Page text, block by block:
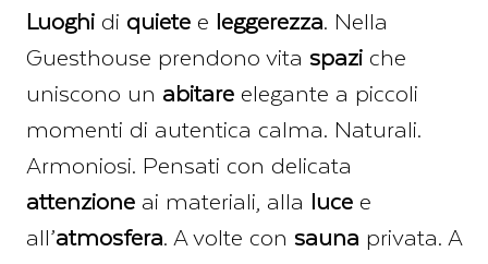
Luoghi di quiete e leggerezza. Nella
Guesthouse prendono vita spazi che
uniscono un abitare elegante a piccoli
momenti di autentica calma. Naturali.
Armoniosi. Pensati con delicata
attenzione ai materiali, alla luce e
all’atmosfera. A volte con sauna privata. A